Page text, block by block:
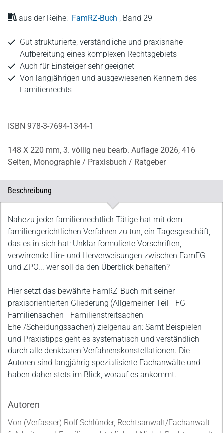
aus der Reihe: FamRZ-Buch , Band 29
Gut strukturierte, verständliche und praxisnahe
Aufbereitung eines komplexen Rechtsgebiets
Auch für Einsteiger sehr geeignet
Von langjährigen und ausgewiesenen Kennern des
Familienrechts
ISBN 978-3-7694-1344-1
148 X 220 mm, 3. völlig neu bearb. Auflage 2026, 416
Seiten, Monographie / Praxisbuch / Ratgeber
Beschreibung
Beschreibung
Nahezu jeder familienrechtlich Tätige hat mit dem
familiengerichtlichen Verfahren zu tun, ein Tagesgeschäft,
das es in sich hat: Unklar formulierte Vorschriften,
verwirrende Hin- und Herverweisungen zwischen FamFG
und ZPO... wer soll da den Überblick behalten?
Hier setzt das bewährte FamRZ-Buch mit seiner
praxisorientierten Gliederung (Allgemeiner Teil - FG-
Familiensachen - Familienstreitsachen -
Ehe-/Scheidungssachen) zielgenau an: Samt Beispielen
und Praxistipps geht es systematisch und verständlich
durch alle denkbaren Verfahrenskonstellationen. Die
Autoren sind langjährig spezialisierte Fachanwälte und
haben daher stets im Blick, worauf es ankommt.
Autoren
Von (Verfasser) Rolf Schlünder, Rechtsanwalt/Fachanwalt